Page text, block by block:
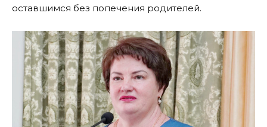
оставшимся без попечения родителей.